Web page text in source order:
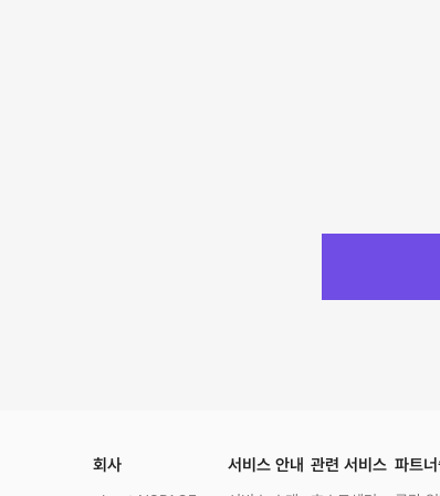
회사 서비스 안내 관련 서비스 파트